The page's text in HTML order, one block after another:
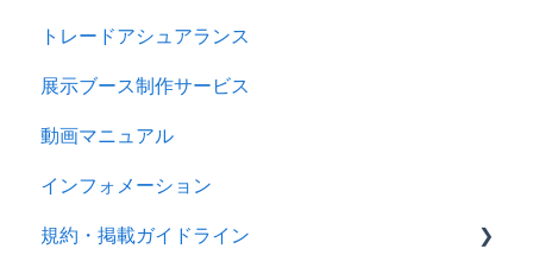
トレードアシュアランス
展示ブース制作サービス
動画マニュアル
インフォメーション
規約・掲載ガイドライン